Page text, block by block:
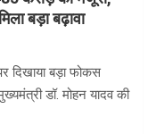
बड़ा बढ़ावा
दिखाया बड़ा फोकस
डॉ. मोहन यादव की